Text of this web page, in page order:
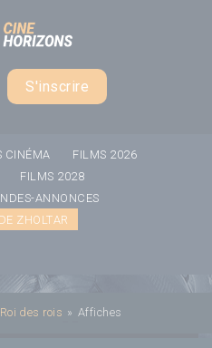
S'inscrire
CINÉMA
FILMS 2026
FILMS 2028
ANNONCES
ZHOLTAR
des rois » Affiches